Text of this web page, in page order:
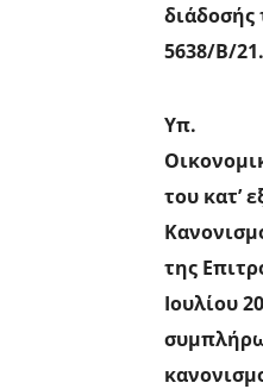
5638/Β/
Υπ.
του κατ’
της
Ιουλίου